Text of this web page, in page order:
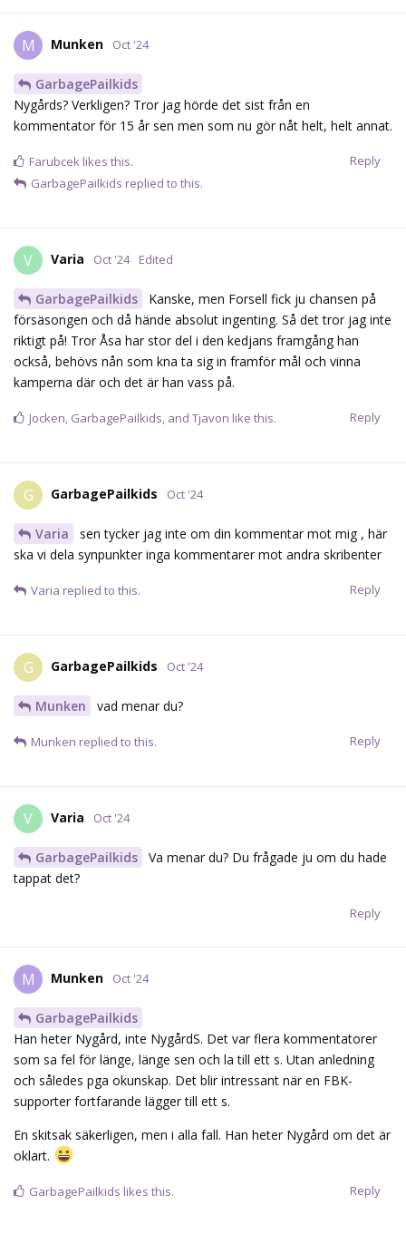
M Munken Oct '24
GarbagePailkids
Nygårds? Verkligen? Tror jag hörde det sist från en
kommentator för 15 år sen men som nu gör nåt helt, helt annat.
Reply
Farubcek likes this.
GarbagePailkids replied to this.
V Varia Oct '24 Edited
GarbagePailkids
Kanske, men Forsell fick ju chansen på
försäsongen och då hände absolut ingenting. Så det tror jag inte
riktigt på! Tror Åsa har stor del i den kedjans framgång han
också, behövs nån som kna ta sig in framför mål och vinna
kamperna där och det är han vass på.
Reply
Jocken, GarbagePailkids, and Tjavon like this.
G GarbagePailkids Oct '24
Varia
sen tycker jag inte om din kommentar mot mig , här
ska vi dela synpunkter inga kommentarer mot andra skribenter
Reply
Varia replied to this.
G GarbagePailkids Oct '24
Munken vad menar du?
Reply
Munken replied to this.
V Varia Oct '24
GarbagePailkids
Va menar du? Du frågade ju om du hade
tappat det?
Reply
M Munken Oct '24
GarbagePailkids
Han heter Nygård, inte NygårdS. Det var flera kommentatorer
som sa fel för länge, länge sen och la till ett s. Utan anledning
och således pga okunskap. Det blir intressant när en FBK-
supporter fortfarande lägger till ett s.
En skitsak säkerligen, men i alla fall. Han heter Nygård om det är
oklart.
Reply
GarbagePailkids likes this.